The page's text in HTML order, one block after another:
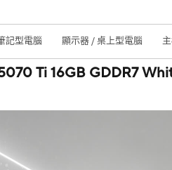
記型電腦 顯示器 / 桌上型電腦
Ti 16GB GDDR7